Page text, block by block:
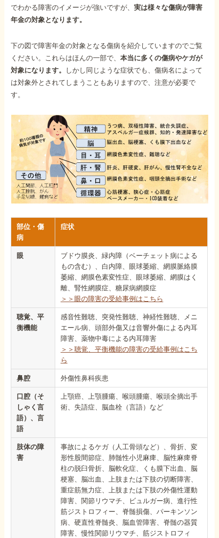
でわかる障害のイメージが強いですが、実は様々な傷病が障害
年金の対象となります。
下の図で障害年金の対象となる傷病を紹介していますのでご覧
ください。これらはほんの一部で、本当に多くの傷病やケガが
対象になります。
しかし同じような症状でも、傷病名によって
は対象外とされてしまうこともありますので、注意が必要で
す。
部位・傷
病
症状
眼
ブドウ膜炎、緑内障（ベーチェット病による
もの含む）、白内障、眼球萎縮、網膜脈絡膜
萎縮、網膜色素変性症、眼球萎縮、網膜はく
離、腎性網膜症、糖尿病網膜症
＞＞眼の障害の受給事例はこちら
聴覚、平
衡機能
感音性難聴、突発性難聴、神経性難聴、メニ
エール病、頭部外傷又は音響外傷による内耳
障害、薬物中毒による内耳障害
＞＞聴覚、平衡機能の障害の受給事例はこち
ら
鼻腔 外傷性鼻科疾患
口腔（そ
しゃく言
語）、言
語
上顎癌、上顎腫瘍、喉頭腫瘍、喉頭全摘出手
術、失語症、脳血栓（言語）など
肢体の障
害
事故によるケガ（人工骨頭など）、骨折、変
形性股間節症、肺髄性小児麻痺、脳性麻痺脊
柱の脱臼骨折、脳軟化症、くも膜下出血、脳
梗塞、脳出血、上肢または下肢の切断障害、
重症筋無力症、上肢または下肢の外傷性運動
障害、関節リウマチ、ビュルガー病、進行性
筋ジストロフィー、脊髄損傷、パーキンソン
病、硬直性脊髄炎、脳血管障害、脊髄の器質
障害、慢性関節リウマチ、筋ジストロフィ